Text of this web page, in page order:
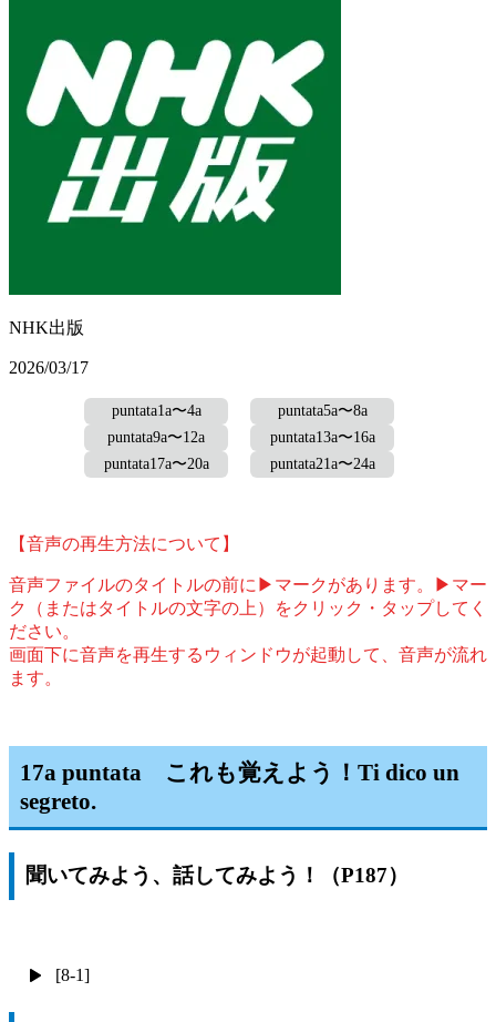
NHK出版
2026/03/17
puntata1a〜4a
puntata5a〜8a
puntata9a〜12a
puntata13a〜16a
puntata17a〜20a
puntata21a〜24a
【音声の再生方法について】
音声ファイルのタイトルの前に▶マークがあります。▶マー
ク（またはタイトルの文字の上）をクリック・タップしてく
ださい。
画面下に音声を再生するウィンドウが起動して、音声が流れ
ます。
17a puntata これも覚えよう！Ti dico un
segreto.
聞いてみよう、話してみよう！（P187）
[8-1]